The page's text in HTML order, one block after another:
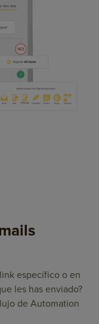
específico o en
les has enviado?
de Automation